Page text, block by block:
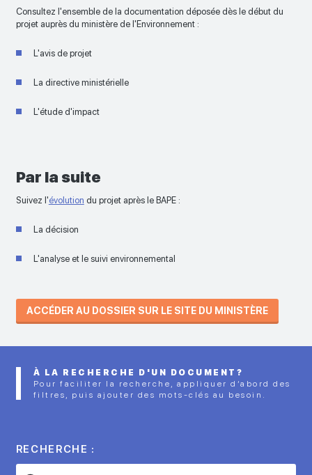
Consultez l'ensemble de la documentation déposée dès le début du
projet auprès du ministère de l'Environnement :
L'avis de projet
La directive ministérielle
L'étude d'impact
Par la suite
Suivez l'évolution du projet après le BAPE :
La décision
L'analyse et le suivi environnemental
ACCÉDER AU DOSSIER SUR LE SITE DU MINISTÈRE
À LA RECHERCHE D'UN DOCUMENT?
Pour faciliter la recherche, appliquer d’abord des
filtres, puis ajouter des mots-clés au besoin.
RECHERCHE :